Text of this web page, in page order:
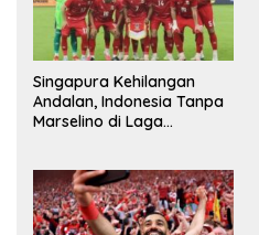
Singapura Kehilangan
Andalan, Indonesia Tanpa
Marselino di Laga